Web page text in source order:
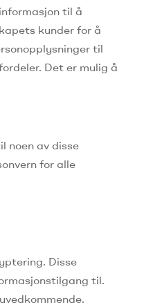
til å
kunder for å
til
Det er mulig å
noen av disse
for alle
Disse
til.